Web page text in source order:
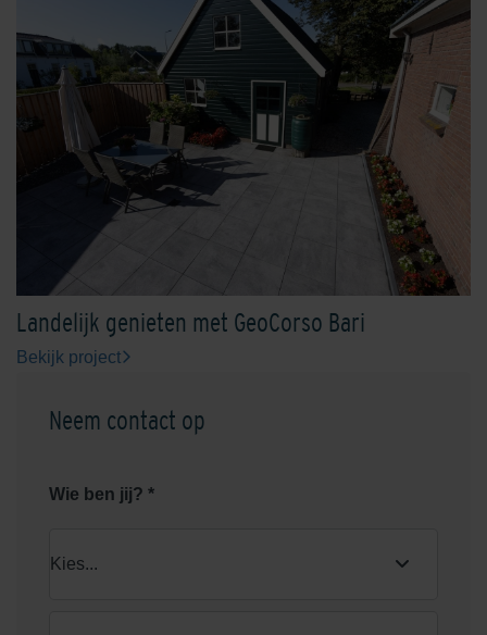
Landelijk genieten met GeoCorso Bari
Bekijk project
Neem contact op
Wie ben jij? *